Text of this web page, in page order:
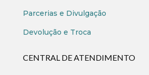
Parcerias e Divulgação
Devolução e Troca
CENTRAL DE ATENDIMENTO